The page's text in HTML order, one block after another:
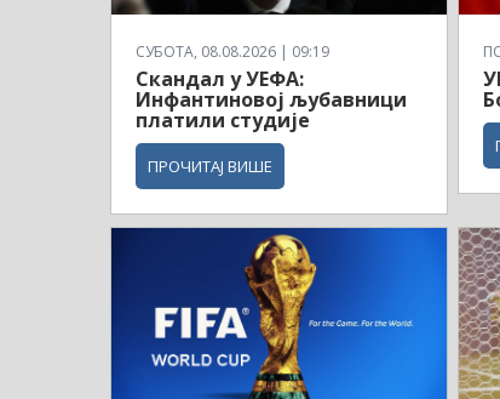
СУБОТА, 08.08.2026 | 09:19
Скандал у УЕФА:
Инфантиновој љубавници
платили студије
ПРОЧИТАЈ ВИШЕ